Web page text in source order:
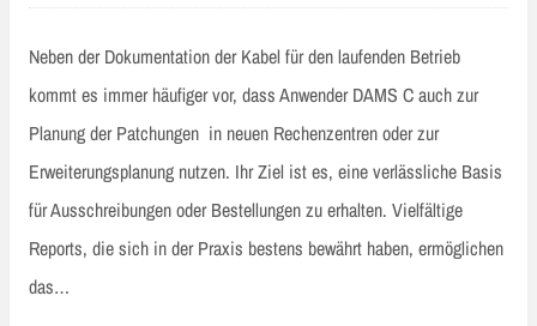
Neben der Dokumentation der Kabel für den laufenden Betrieb
kommt es immer häufiger vor, dass Anwender DAMS C auch zur
Planung der Patchungen in neuen Rechenzentren oder zur
Erweiterungsplanung nutzen. Ihr Ziel ist es, eine verlässliche Basis
für Ausschreibungen oder Bestellungen zu erhalten. Vielfältige
Reports, die sich in der Praxis bestens bewährt haben, ermöglichen
das…